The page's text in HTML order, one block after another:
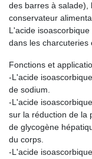
des barres à salade),
conservateur
L'acide
dans les charcuteries
Fonctions et
-L'acide
de sodium.
-L'acide
sur la réduction de la
de glycogène
du corps.
-L'acide